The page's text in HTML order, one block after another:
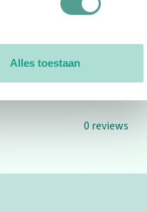
Alles toestaan
0 reviews